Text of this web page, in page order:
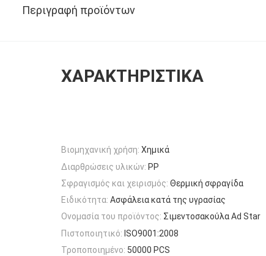
Περιγραφή προϊόντων
ΧΑΡΑΚΤΗΡΙΣΤΙΚΆ
Βιομηχανική χρήση: Χημικά
Διαρθρώσεις υλικών: PP
Σφραγισμός και χειρισμός: Θερμική σφραγίδα
Ειδικότητα: Ασφάλεια κατά της υγρασίας
Ονομασία του προϊόντος: Σιμεντοσακούλα Ad Star
Πιστοποιητικό: ISO9001:2008
Τροποποιημένο: 50000 PCS